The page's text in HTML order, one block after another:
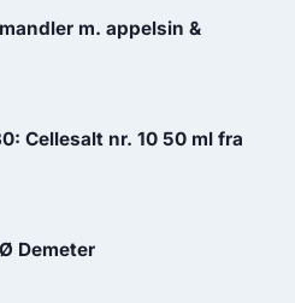
m. appelsin &
Cellesalt nr. 10 50 ml fra
Demeter